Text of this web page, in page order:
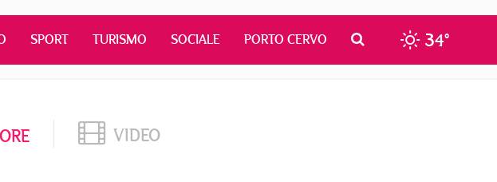
SPORT TURISMO SOCIALE PORTO CERVO 34°
VIDEO